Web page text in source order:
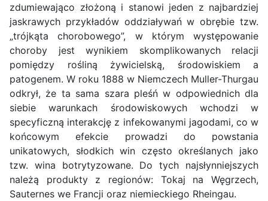
zdumiewająco złożoną i stanowi jeden z najbardziej
jaskrawych przykładów oddziaływań w obrębie tzw.
„trójkąta chorobowego”, w którym występowanie
choroby jest wynikiem skomplikowanych relacji
pomiędzy rośliną żywicielską, środowiskiem a
patogenem. W roku 1888 w Niemczech Muller-Thurgau
odkrył, że ta sama szara pleśń w odpowiednich dla
siebie warunkach środowiskowych wchodzi w
specyficzną interakcję z infekowanymi jagodami, co w
końcowym efekcie prowadzi do powstania
unikatowych, słodkich win często określanych jako
tzw. wina botrytyzowane. Do tych najsłynniejszych
należą produkty z regionów: Tokaj na Węgrzech,
Sauternes we Francji oraz niemieckiego Rheingau.